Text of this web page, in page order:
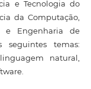
e Tecnologia do
da Computação,
e Engenharia de
seguintes temas:
natural,